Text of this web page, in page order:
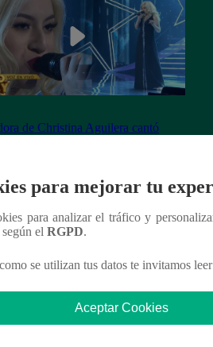
de Christina Aguilera cantó
para mejorar tu
para analizar el tráfico y
el RGPD.
se utilizan tus datos te invitamos
Aceptar Cookies